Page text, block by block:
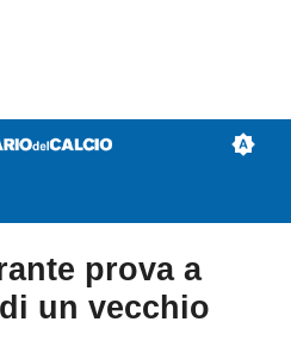
prova a
un vecchio